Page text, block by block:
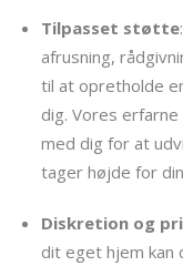
Tilpasset støtte
afrusning,
til at opretholde
dig. Vores
med dig for at
tager højde for
Diskretion og
dit eget hjem kan